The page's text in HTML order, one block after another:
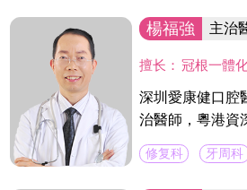
楊福強
擅长： 冠根一體化牙體牙髓及牙周病的診療，復雜牙的拔除，牙體缺損的嵌體修復，以
深圳愛康健口腔
治醫師，粵港資
修复科 牙周科